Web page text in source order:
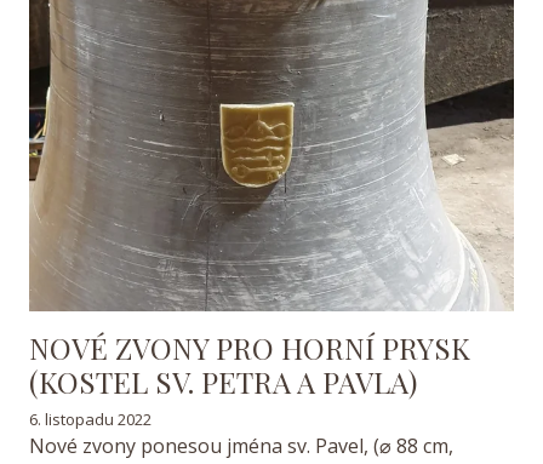
NOVÉ ZVONY PRO HORNÍ PRYSK
(KOSTEL SV. PETRA A PAVLA)
6. listopadu 2022
Nové zvony ponesou jména sv. Pavel, (⌀ 88 cm,